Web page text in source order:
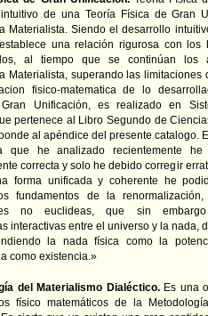
de una Teoría Física de Gran
Materialista. Siendo el desarrollo
una relación rigurosa con los
al tiempo que se continúan los
Materialista, superando las
fisico-matematica de lo
Unificación, es realizado en
pertenece al Libro Segundo de
al apéndice del presente catalogo.
que he analizado recientemente
correcta y solo he debido corregir
forma unificada y coherente he
fundamentos de la
no euclideas, que sin embargo
interactivas entre el universo y la nada,
la nada física como la
como existencia.»
del Materialismo Dialéctico. Es una
físico matemáticos de la